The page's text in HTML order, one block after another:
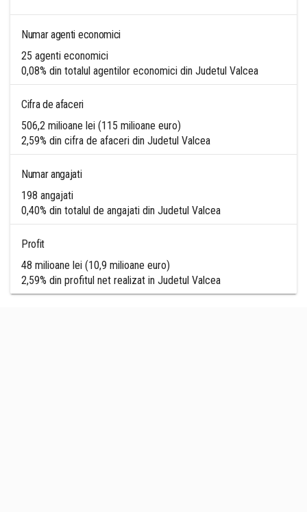
Numar agenti economici
25 agenti economici
0,08% din totalul agentilor economici din Judetul Valcea
Cifra de afaceri
506,2 milioane lei (115 milioane euro)
2,59% din cifra de afaceri din Judetul Valcea
Numar angajati
198 angajati
0,40% din totalul de angajati din Judetul Valcea
Profit
48 milioane lei (10,9 milioane euro)
2,59% din profitul net realizat in Judetul Valcea